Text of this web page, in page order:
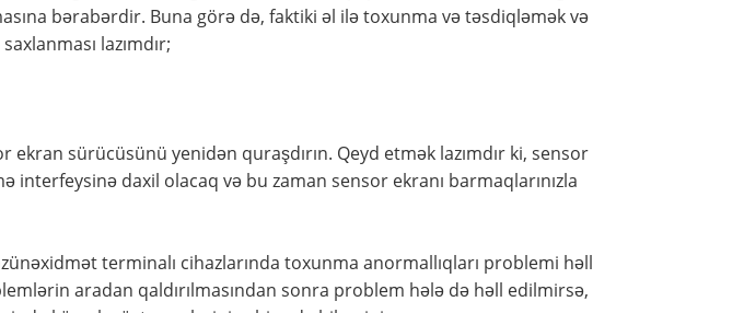
bərabərdir. Buna görə də, faktiki əl ilə toxunma və təsdiqləmək və
lazımdır;
sürücüsünü yenidən quraşdırın. Qeyd etmək lazımdır ki, sensor
daxil olacaq və bu zaman sensor ekranı barmaqlarınızla
terminalı cihazlarında toxunma anormallıqları problemi həll
aradan qaldırılmasından sonra problem hələ də həll edilmirsə,